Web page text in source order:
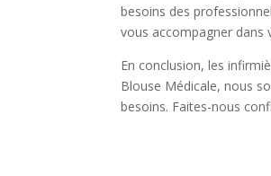
besoins des
vous accompagner dans
En conclusion, les
Blouse Médicale, nous
besoins. Faites-nous